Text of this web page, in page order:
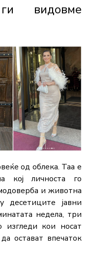
видовме
од облека. Таа е
кој личноста го
и животна
десетиците јавни
недела, три
изгледи кои носат
остават впечаток